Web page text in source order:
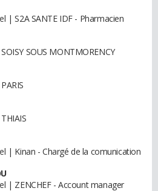
| S2A SANTE IDF - Pharmacien
SOUS MONTMORENCY
| Kinan - Chargé de la comunication
| ZENCHEF - Account manager